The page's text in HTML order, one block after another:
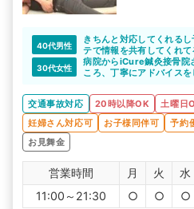
40代男性
きちんと対応してくれる
テで情報を共有してくれ
なに違いがなくて安心し
30代女性
病院からiCure鍼灸接骨院
ころ、丁寧にアドバイスを
人にとっては、頼りにな
交通事故対応 20時以降OK 土曜日
妊婦さん対応可
お子様同伴可 予約
お見舞金
営業時間 月 火 水
11:00～21:30
○ ○ ○